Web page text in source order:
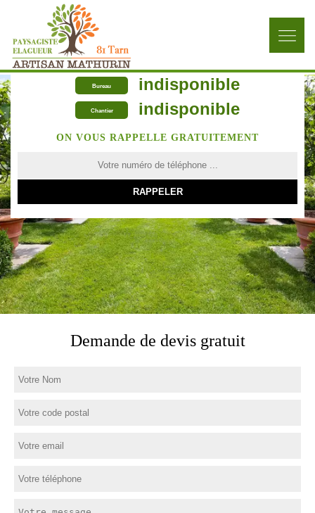
Bureau indisponible
Chantier indisponible
ON VOUS RAPPELLE GRATUITEMENT
Demande de devis gratuit